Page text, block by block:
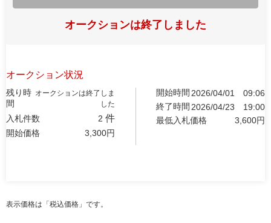
オークションは終了しました
オークション状況
残り時
間
オークションは終了しま
した
入札件数 2 件
開始価格 3,300円
開始時間 2026/04/01
09:06
終了時間 2026/04/23
19:00
最低入札価格
3,600円
表示価格は「税込価格」です。